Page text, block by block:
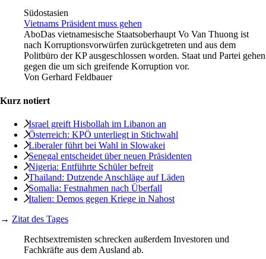
Südostasien
Vietnams Präsident muss gehen
AboDas vietnamesische Staatsoberhaupt Vo Van Thuong ist
nach Korruptionsvorwürfen zurückgetreten und aus dem
Politbüro der KP ausgeschlossen worden. Staat und Partei gehen
gegen die um sich greifende Korruption vor.
Von Gerhard Feldbauer
Kurz notiert
Israel greift Hisbollah im Libanon an
Österreich: KPÖ unterliegt in Stichwahl
Liberaler führt bei Wahl in Slowakei
Senegal entscheidet über neuen Präsidenten
Nigeria: Entführte Schüler befreit
Thailand: Dutzende Anschläge auf Läden
Somalia: Festnahmen nach Überfall
Italien: Demos gegen Kriege in Nahost
→ Zitat des Tages
Rechtsextremisten schrecken außerdem Investoren und
Fachkräfte aus dem Ausland ab.